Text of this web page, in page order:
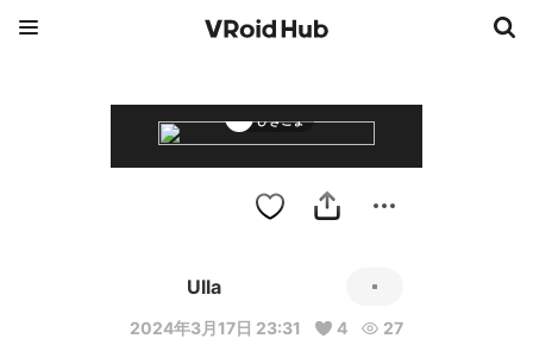
ひきこま
Ulla
2024年3月17日 23:31 4 27